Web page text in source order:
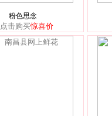
粉色思念
点击购买惊喜价